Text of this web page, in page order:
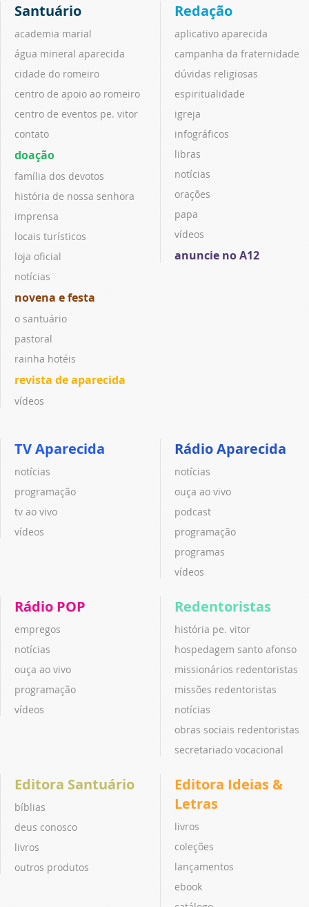
Santuário
academia marial
água mineral aparecida
cidade do romeiro
centro de apoio ao romeiro
centro de eventos pe. vitor
contato
doação
família dos devotos
história de nossa senhora
imprensa
locais turísticos
loja oficial
notícias
novena e festa
o santuário
pastoral
rainha hotéis
revista de aparecida
vídeos
Redação
aplicativo aparecida
campanha da fraternidade
dúvidas religiosas
espiritualidade
igreja
infográficos
libras
notícias
orações
papa
vídeos
anuncie no A12
TV Aparecida
notícias
programação
tv ao vivo
vídeos
Rádio Aparecida
notícias
ouça ao vivo
podcast
programação
programas
vídeos
Rádio POP
empregos
notícias
ouça ao vivo
programação
vídeos
Redentoristas
história pe. vitor
hospedagem santo afonso
missionários redentoristas
missões redentoristas
notícias
obras sociais redentoristas
secretariado vocacional
Editora Santuário
bíblias
deus conosco
livros
outros produtos
Editora Ideias &
Letras
livros
coleções
lançamentos
ebook